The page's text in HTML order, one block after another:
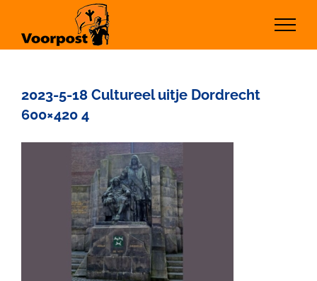
inhoud
2023-5-18 Cultureel uitje Dordrecht
600×420 4